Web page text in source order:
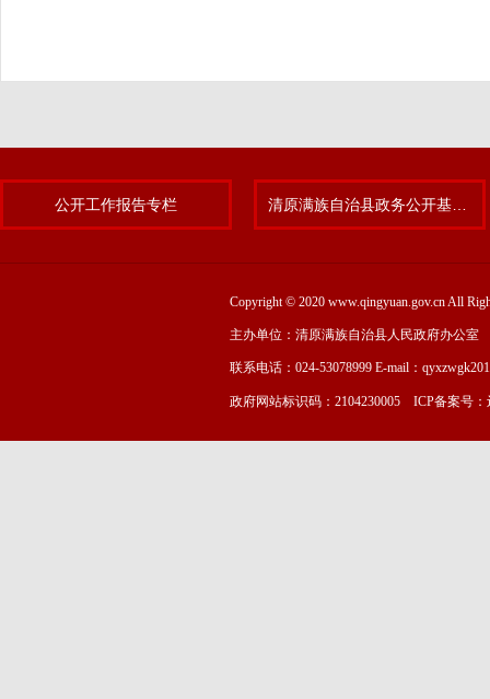
公开工作报告专栏
Copyright © 2020 www.qingyuan.gov.cn All
主办单位：清原满族自治县人民政府办公室
联系电话：024-53078999 E-mail：
政府网站标识码：2104230005 ICP备案号：